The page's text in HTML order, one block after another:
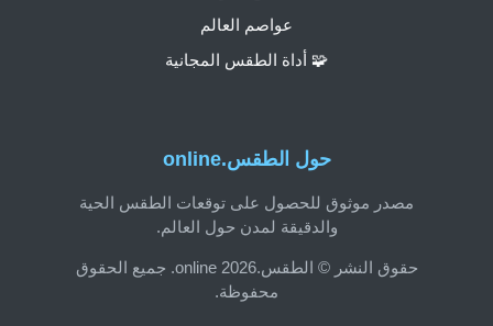
حول الطقس.online
مصدر موثوق للحصول على توقعات الطقس الحية
والدقيقة لمدن حول العالم.
حقوق النشر © الطقس.online 2026. جميع الحقوق
محفوظة.
عواصم العالم
🧩 أداة الطقس المجانية